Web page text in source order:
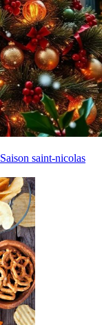
Saison saint-nicolas